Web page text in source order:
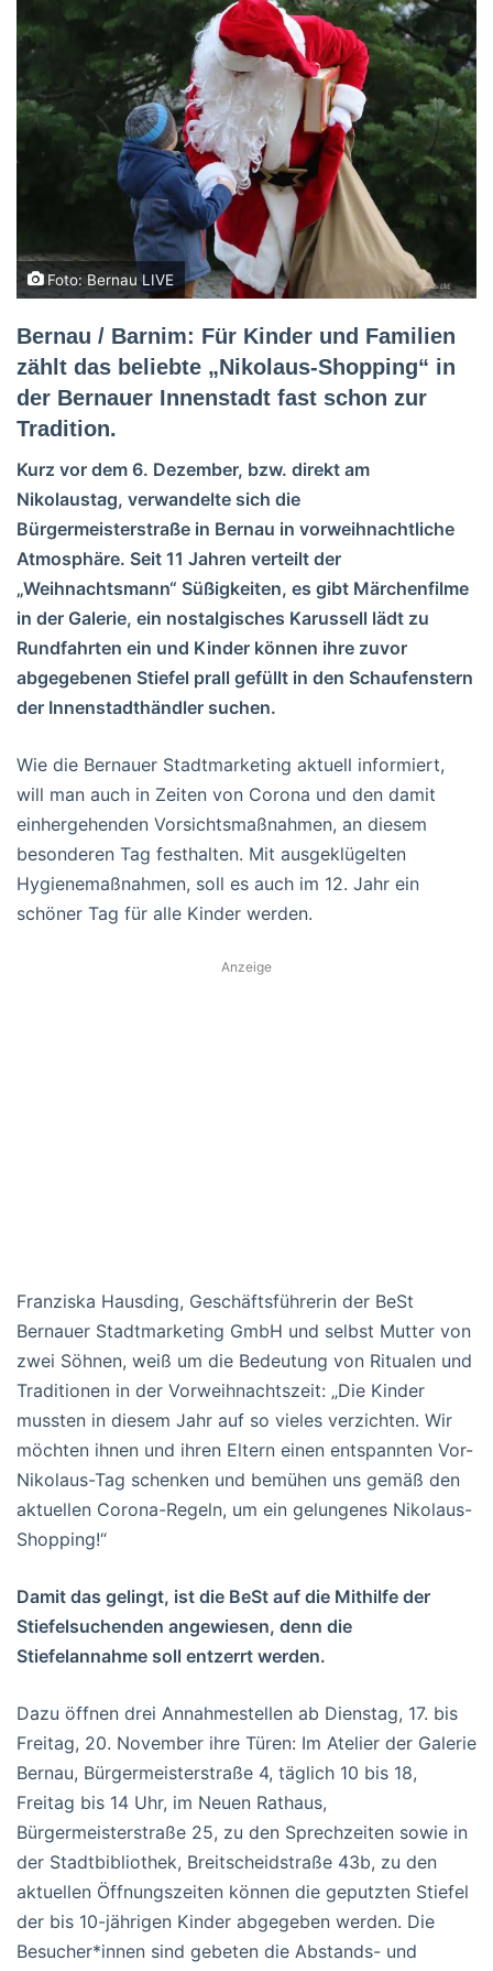
Foto: Bernau LIVE
Bernau / Barnim: Für Kinder und Familien
zählt das beliebte „Nikolaus-Shopping“ in
der Bernauer Innenstadt fast schon zur
Tradition.
Kurz vor dem 6. Dezember, bzw. direkt am
Nikolaustag, verwandelte sich die
Bürgermeisterstraße in Bernau in vorweihnachtliche
Atmosphäre. Seit 11 Jahren verteilt der
„Weihnachtsmann“ Süßigkeiten, es gibt Märchenfilme
in der Galerie, ein nostalgisches Karussell lädt zu
Rundfahrten ein und Kinder können ihre zuvor
abgegebenen Stiefel prall gefüllt in den Schaufenstern
der Innenstadthändler suchen.
Wie die Bernauer Stadtmarketing aktuell informiert,
will man auch in Zeiten von Corona und den damit
einhergehenden Vorsichtsmaßnahmen, an diesem
besonderen Tag festhalten. Mit ausgeklügelten
Hygienemaßnahmen, soll es auch im 12. Jahr ein
schöner Tag für alle Kinder werden.
Anzeige
Franziska Hausding, Geschäftsführerin der BeSt
Bernauer Stadtmarketing GmbH und selbst Mutter von
zwei Söhnen, weiß um die Bedeutung von Ritualen und
Traditionen in der Vorweihnachtszeit: „Die Kinder
mussten in diesem Jahr auf so vieles verzichten. Wir
möchten ihnen und ihren Eltern einen entspannten Vor-
Nikolaus-Tag schenken und bemühen uns gemäß den
aktuellen Corona-Regeln, um ein gelungenes Nikolaus-
Shopping!“
Damit das gelingt, ist die BeSt auf die Mithilfe der
Stiefelsuchenden angewiesen, denn die
Stiefelannahme soll entzerrt werden.
Dazu öffnen drei Annahmestellen ab Dienstag, 17. bis
Freitag, 20. November ihre Türen: Im Atelier der Galerie
Bernau, Bürgermeisterstraße 4, täglich 10 bis 18,
Freitag bis 14 Uhr, im Neuen Rathaus,
Bürgermeisterstraße 25, zu den Sprechzeiten sowie in
der Stadtbibliothek, Breitscheidstraße 43b, zu den
aktuellen Öffnungszeiten können die geputzten Stiefel
der bis 10-jährigen Kinder abgegeben werden. Die
Besucher*innen sind gebeten die Abstands- und